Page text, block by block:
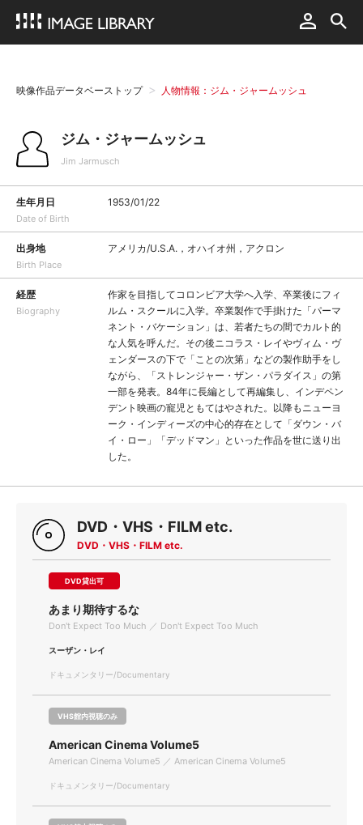
映像作品データベーストップ 人物情報：ジム・ジャームッシュ
ジム・ジャームッシュ
Jim Jarmusch
生年月日
Date of Birth
1953/01/22
出身地
Birth Place
アメリカ/U.S.A.，オハイオ州，アクロン
経歴
Biography
作家を目指してコロンビア大学へ入学、卒業後にフィ
ルム・スクールに入学。卒業製作で手掛けた「パーマ
ネント・バケーション」は、若者たちの間でカルト的
な人気を呼んだ。その後ニコラス・レイやヴィム・ヴ
ェンダースの下で「ことの次第」などの製作助手をし
ながら、「ストレンジャー・ザン・パラダイス」の第
一部を発表。84年に長編として再編集し、インデペン
デント映画の寵児ともてはやされた。以降もニューヨ
ーク・インディーズの中心的存在として「ダウン・バ
イ・ロー」「デッドマン」といった作品を世に送り出
した。
DVD・VHS・FILM etc.
DVD・VHS・FILM etc.
DVD貸出可
あまり期待するな
Don't Expect Too Much ／ Don't Expect Too Much
スーザン・レイ
ドキュメンタリー/Documentary
VHS館内視聴のみ
American Cinema Volume5
American Cinema Volume5 ／ American Cinema Volume5
ドキュメンタリー/Documentary